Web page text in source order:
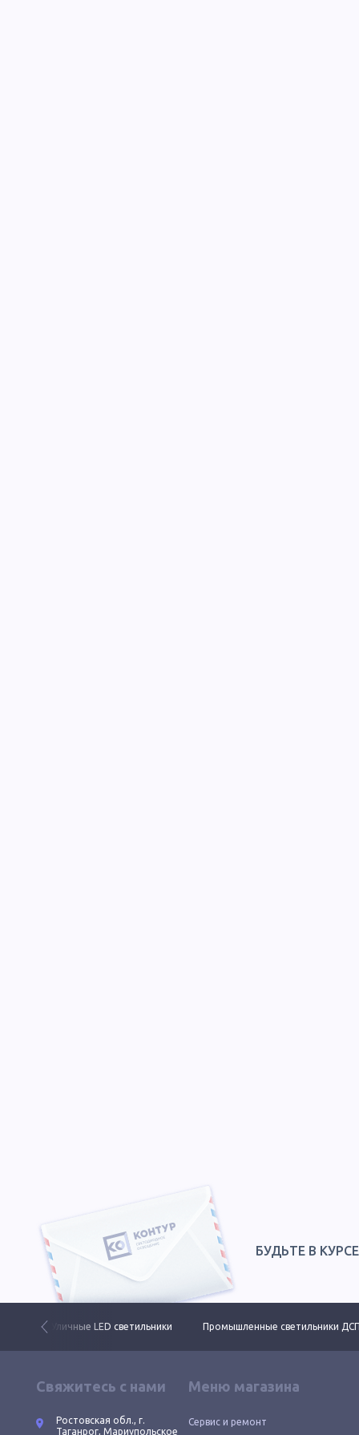
БУДЬТЕ В
Уличные LED светильники Промышленные светильники
Свяжитесь с нами
Ростовская обл., г.
Таганрог, Мариупольское
Меню магазина
Сервис и ремонт